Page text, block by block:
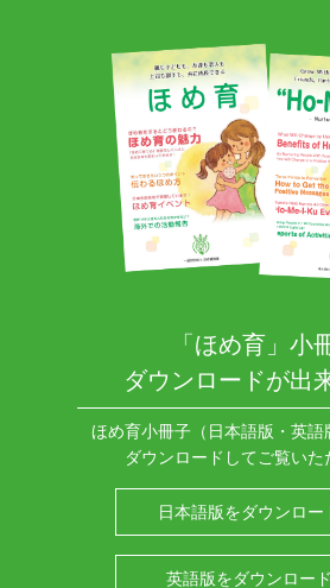
「ほめ育」小
ダウンロードが出
ほめ育小冊子（日本語版・英語
ダウンロードしてご覧いた
日本語版をダウンロー
英語版をダウンロー